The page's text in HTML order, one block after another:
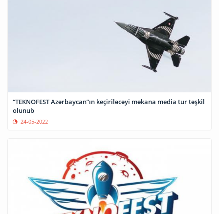
“TEKNOFEST Azərbaycan”ın keçiriləcəyi məkana media tur təşkil
olunub
24-05-2022